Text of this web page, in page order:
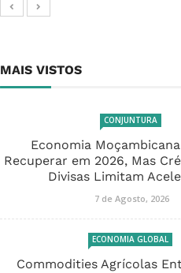
MAIS VISTOS
CONJUNTURA
Economia
Recuperar em 2026, Mas
Divisas Limitam
7 de Agosto, 2026
ECONOMIA GLOBAL
Commodities Agrícolas